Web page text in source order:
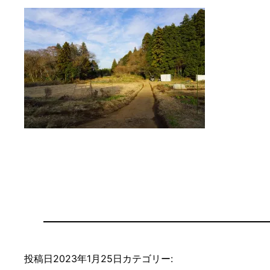
投稿日2023年1月25日 カテゴリー: